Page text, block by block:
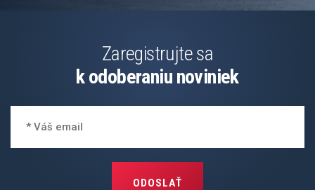
Zaregistrujte sa
k odoberaniu noviniek
ODOSLAŤ